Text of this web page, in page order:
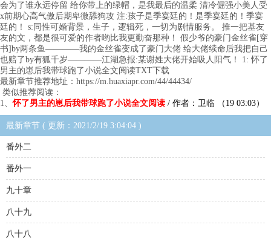
会为了谁永远停留 给你带上的绿帽，是我最后的温柔 清冷倔强小美人受
x前期心高气傲后期卑微舔狗攻 注:孩子是季宴廷的！是季宴廷的！季宴
廷的！ s:同性可婚背景，生子，逻辑死，一切为剧情服务。 推一把基友
友的文，都是很可爱的作者哟比我更勤奋那种！ 假少爷的豪门金丝雀[穿
书]by两条鱼————我的金丝雀变成了豪门大佬 给大佬续命后我把自己
也赔了by有狐千岁————江湖急报:某谢姓大佬开始吸人阳气！ 1: 怀了
男主的崽后我带球跑了小说全文阅读TXT下载
最新章节推荐地址：https://m.huaxiapr.com/44/44434/
类似推荐阅读：
1、怀了男主的崽后我带球跑了小说全文阅读 / 作者：卫临 （19 03:03）
最新章节 ( 更新：2021/2/19 3:04:04 )
番外二
番外一
九十章
八十九
八十八